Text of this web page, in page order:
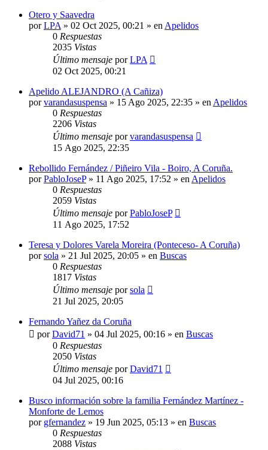
Otero y Saavedra
porLPA » 02 Oct 2025, 00:21 » en Apelidos
0 Respuestas
2035 Vistas
Último mensaje porLPA
02 Oct 2025, 00:21
Apelido ALEJANDRO (A Cañiza)
porvarandasuspensa » 15 Ago 2025, 22:35 » en Apelidos
0 Respuestas
2206 Vistas
Último mensaje porvarandasuspensa
15 Ago 2025, 22:35
Rebollido Fernández / Piñeiro Vila - Boiro, A Coruña.
porPabloJoseP» 11 Ago 2025, 17:52 » en Apelidos
0 Respuestas
2059 Vistas
Último mensaje porPabloJoseP
11 Ago 2025, 17:52
Teresa y Dolores Varela Moreira (Ponteceso- A Coruña)
porsola » 21 Jul 2025, 20:05 » en Buscas
0 Respuestas
1817 Vistas
Último mensaje porsola
21 Jul 2025, 20:05
Fernando Yañez da Coruña
porDavid71 » 04 Jul 2025, 00:16 » en Buscas
0 Respuestas
2050 Vistas
Último mensaje porDavid71
04 Jul 2025, 00:16
Busco información sobre la familia Fernández Martínez -
Monforte de Lemos
por gfernandez » 19 Jun 2025, 05:13 » en Buscas
0 Respuestas
2088 Vistas